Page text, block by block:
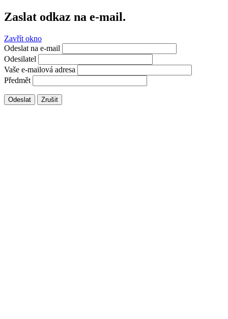
Zaslat odkaz na e-mail.
Zavřít okno
Odeslat na e-mail
Odesilatel
Vaše e-mailová adresa
Předmět
Odeslat Zrušit